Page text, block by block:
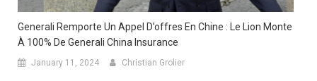
Generali Remporte Un Appel D’offres En Chine : Le Lion Monte
À 100% De Generali China Insurance
January 11, 2024 Christian Grolier